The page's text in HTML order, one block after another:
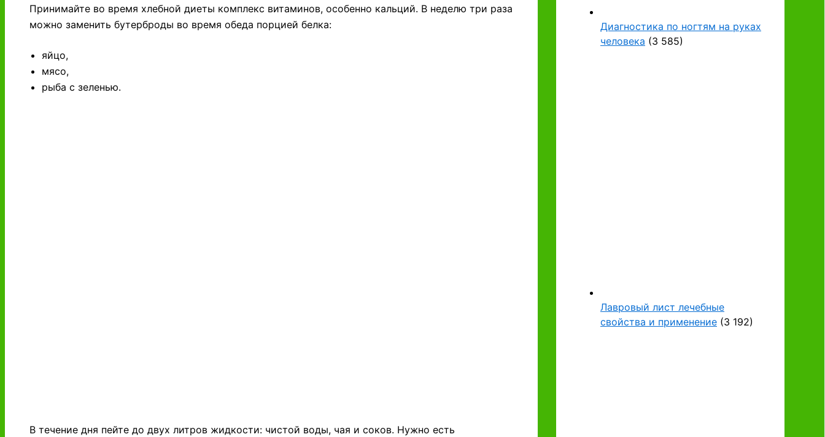
Принимайте во время хлебной диеты комплекс витаминов, особенно кальций. В неделю три раза
можно заменить бутерброды во время обеда порцией белка:
яйцо,
мясо,
рыба с зеленью.
В течение дня пейте до двух литров жидкости: чистой воды, чая и соков. Нужно есть
Диагностика по ногтям на руках
человека (3 585)
Лавровый лист лечебные
свойства и применение (3 192)